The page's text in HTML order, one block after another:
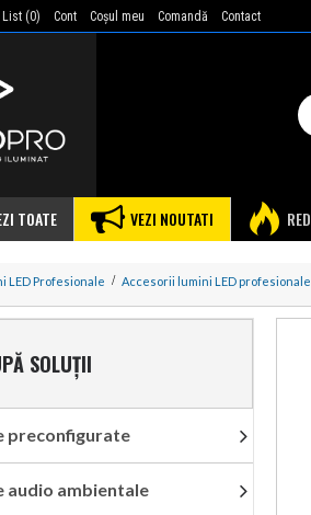
(0) Cont Coşul meu Comandă Contact
TOATE VEZI NOUTATI
LED Profesionale Accesorii lumini LED profesionale
SOLUȚII
preconfigurate
ambientale